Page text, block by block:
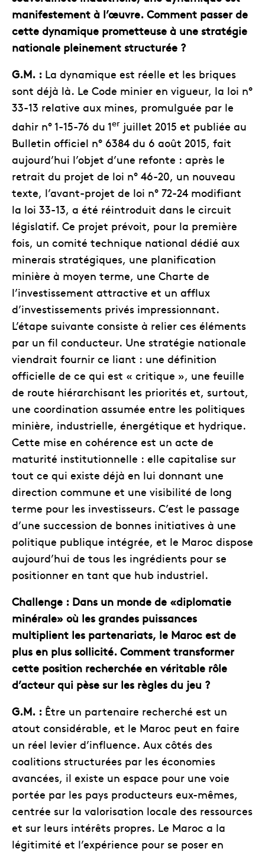
manifestement à l’œuvre. Comment passer de
cette dynamique prometteuse à une stratégie
nationale pleinement structurée ?
G.M. : La dynamique est réelle et les briques
sont déjà là. Le Code minier en vigueur, la loi n°
33-13 relative aux mines, promulguée par le
dahir n° 1-15-76 du 1er juillet 2015 et publiée au
Bulletin officiel n° 6384 du 6 août 2015, fait
aujourd’hui l’objet d’une refonte : après le
retrait du projet de loi n° 46-20, un nouveau
texte, l’avant-projet de loi n° 72-24 modifiant
la loi 33-13, a été réintroduit dans le circuit
législatif. Ce projet prévoit, pour la première
fois, un comité technique national dédié aux
minerais stratégiques, une planification
minière à moyen terme, une Charte de
l’investissement attractive et un afflux
d’investissements privés impressionnant.
L’étape suivante consiste à relier ces éléments
par un fil conducteur. Une stratégie nationale
viendrait fournir ce liant : une définition
officielle de ce qui est « critique », une feuille
de route hiérarchisant les priorités et, surtout,
une coordination assumée entre les politiques
minière, industrielle, énergétique et hydrique.
Cette mise en cohérence est un acte de
maturité institutionnelle : elle capitalise sur
tout ce qui existe déjà en lui donnant une
direction commune et une visibilité de long
terme pour les investisseurs. C’est le passage
d’une succession de bonnes initiatives à une
politique publique intégrée, et le Maroc dispose
aujourd’hui de tous les ingrédients pour se
positionner en tant que hub industriel.
Challenge : Dans un monde de «diplomatie
minérale» où les grandes puissances
multiplient les partenariats, le Maroc est de
plus en plus sollicité. Comment transformer
cette position recherchée en véritable rôle
d’acteur qui pèse sur les règles du jeu ?
G.M. : Être un partenaire recherché est un
atout considérable, et le Maroc peut en faire
un réel levier d’influence. Aux côtés des
coalitions structurées par les économies
avancées, il existe un espace pour une voie
portée par les pays producteurs eux-mêmes,
centrée sur la valorisation locale des ressources
et sur leurs intérêts propres. Le Maroc a la
légitimité et l’expérience pour se poser en